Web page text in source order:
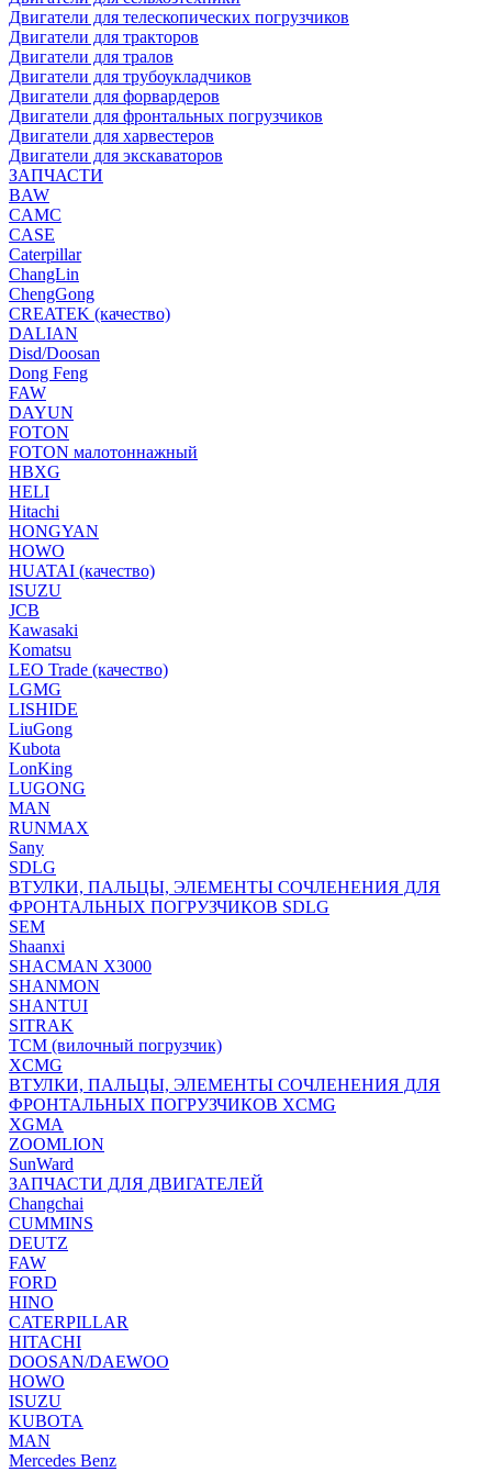
Двигатели для телескопических погрузчиков
Двигатели для тракторов
Двигатели для тралов
Двигатели для трубоукладчиков
Двигатели для форвардеров
Двигатели для фронтальных погрузчиков
Двигатели для харвестеров
Двигатели для экскаваторов
ЗАПЧАСТИ
BAW
CAMC
CASE
Caterpillar
ChangLin
ChengGong
CREATEK (качество)
DALIAN
Disd/Doosan
Dong Feng
FAW
DAYUN
FOTON
FOTON малотоннажный
HBXG
HELI
Hitachi
HONGYAN
HOWO
HUATAI (качество)
ISUZU
JCB
Kawasaki
Komatsu
LEO Trade (качество)
LGMG
LISHIDE
LiuGong
Kubota
LonKing
LUGONG
MAN
RUNMAX
Sany
SDLG
ВТУЛКИ, ПАЛЬЦЫ, ЭЛЕМЕНТЫ СОЧЛЕНЕНИЯ ДЛЯ
ФРОНТАЛЬНЫХ ПОГРУЗЧИКОВ SDLG
SEM
Shaanxi
SHACMAN X3000
SHANMON
SHANTUI
SITRAK
TCM (вилочный погрузчик)
XCMG
ВТУЛКИ, ПАЛЬЦЫ, ЭЛЕМЕНТЫ СОЧЛЕНЕНИЯ ДЛЯ
ФРОНТАЛЬНЫХ ПОГРУЗЧИКОВ XCMG
XGMA
ZOOMLION
SunWard
ЗАПЧАСТИ ДЛЯ ДВИГАТЕЛЕЙ
Changchai
CUMMINS
DEUTZ
FAW
FORD
HINO
CATERPILLAR
HITACHI
DOOSAN/DAEWOO
HOWO
ISUZU
KUBOTA
MAN
Mercedes Benz